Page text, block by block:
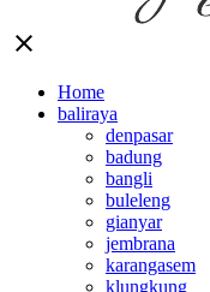
close
Home
baliraya
denpasar
badung
bangli
buleleng
gianyar
jembrana
karangasem
klungkung